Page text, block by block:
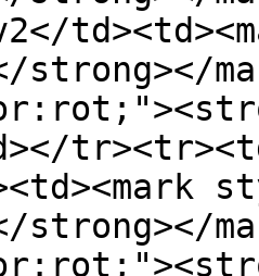
strong></
strong></